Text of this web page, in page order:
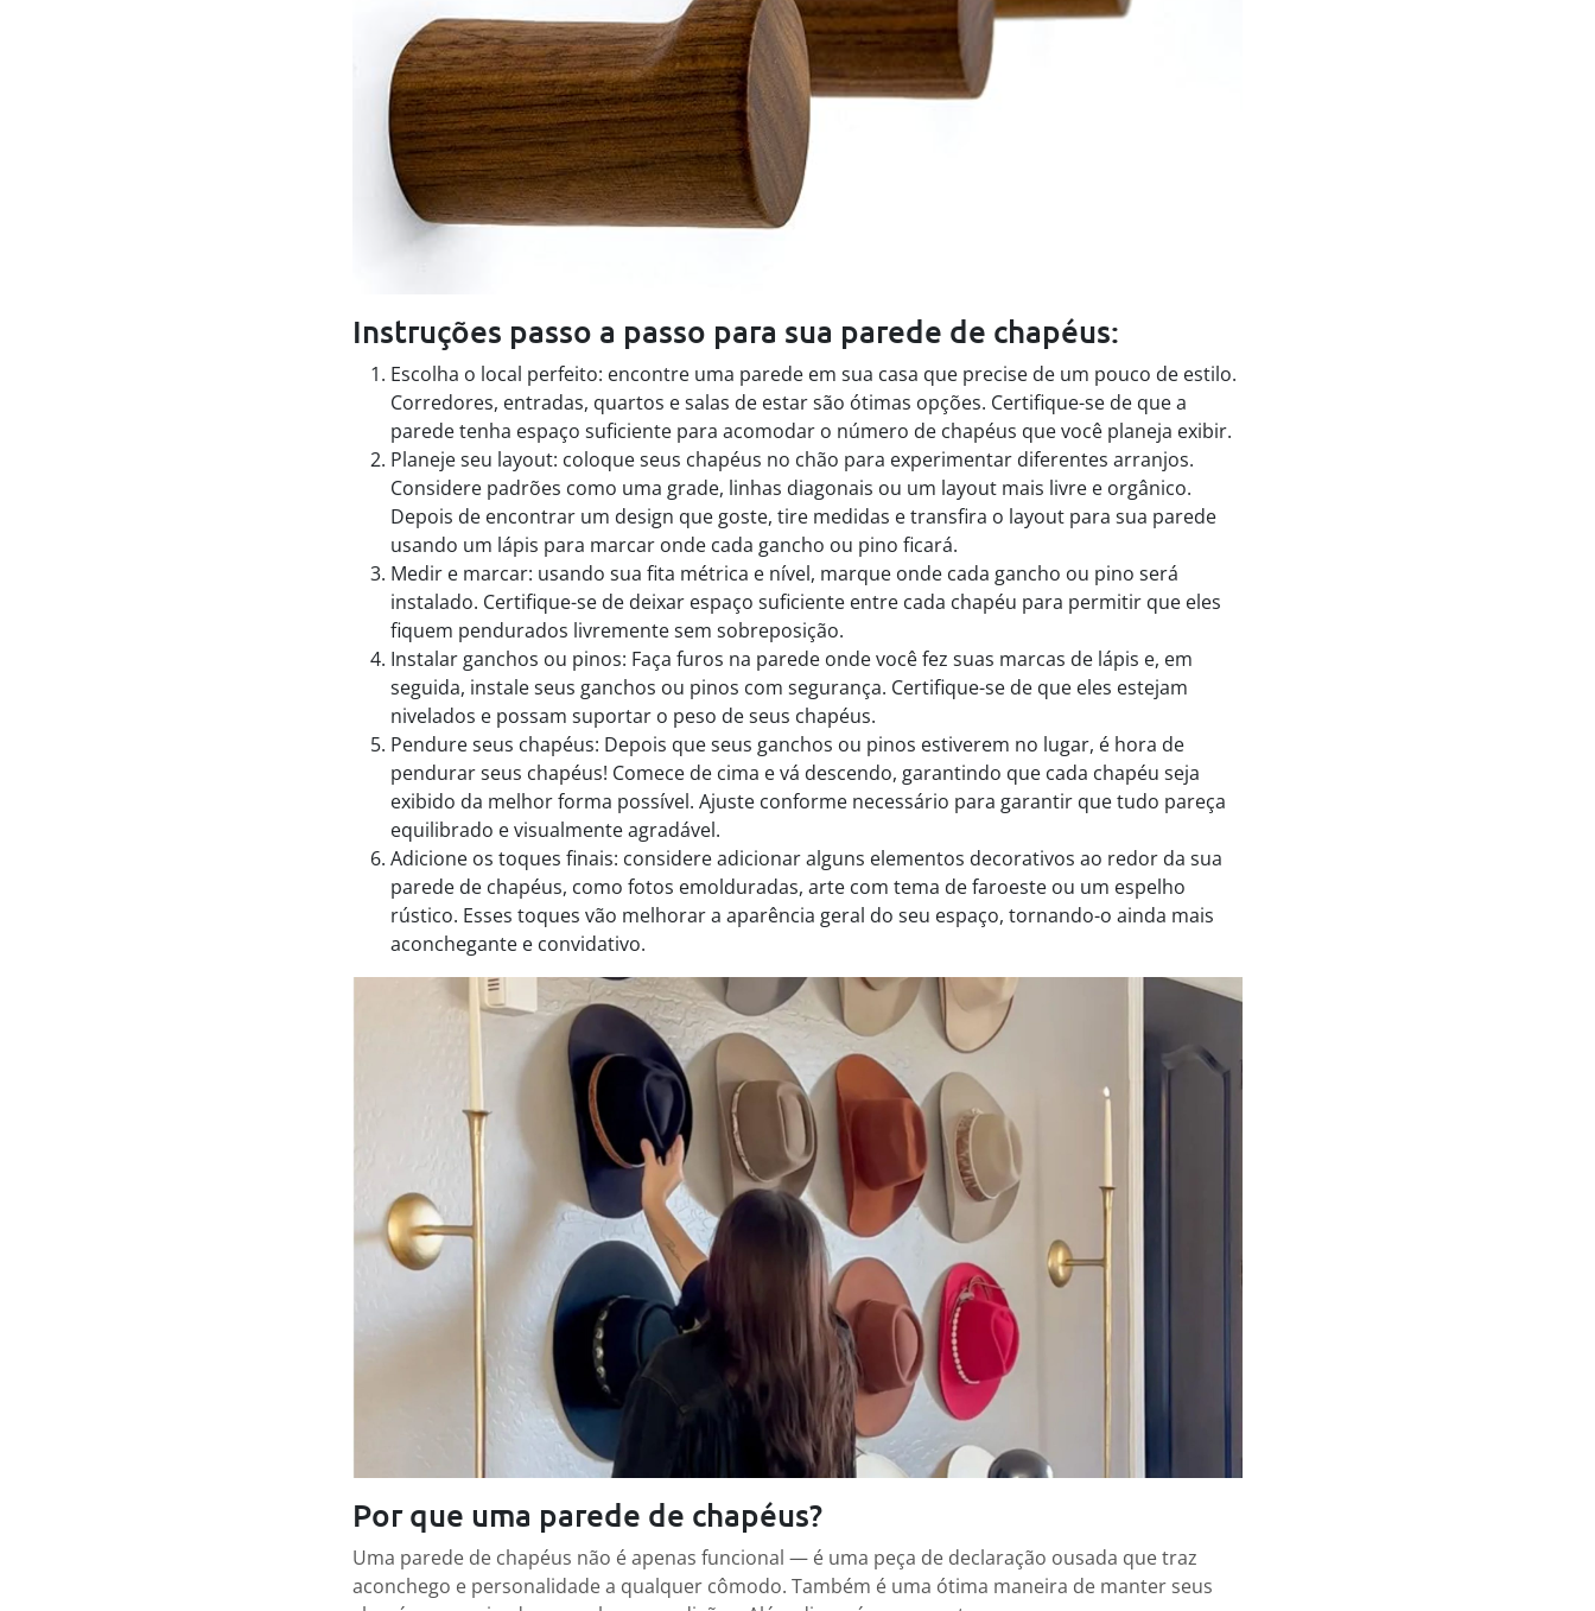
Instruções passo a passo para sua parede de chapéus:
Escolha o local perfeito: encontre uma parede em sua casa que precise de um pouco de estilo.
Corredores, entradas, quartos e salas de estar são ótimas opções. Certifique-se de que a
parede tenha espaço suficiente para acomodar o número de chapéus que você planeja exibir.
Planeje seu layout: coloque seus chapéus no chão para experimentar diferentes arranjos.
Considere padrões como uma grade, linhas diagonais ou um layout mais livre e orgânico.
Depois de encontrar um design que goste, tire medidas e transfira o layout para sua parede
usando um lápis para marcar onde cada gancho ou pino ficará.
Medir e marcar: usando sua fita métrica e nível, marque onde cada gancho ou pino será
instalado. Certifique-se de deixar espaço suficiente entre cada chapéu para permitir que eles
fiquem pendurados livremente sem sobreposição.
Instalar ganchos ou pinos: Faça furos na parede onde você fez suas marcas de lápis e, em
seguida, instale seus ganchos ou pinos com segurança. Certifique-se de que eles estejam
nivelados e possam suportar o peso de seus chapéus.
Pendure seus chapéus: Depois que seus ganchos ou pinos estiverem no lugar, é hora de
pendurar seus chapéus! Comece de cima e vá descendo, garantindo que cada chapéu seja
exibido da melhor forma possível. Ajuste conforme necessário para garantir que tudo pareça
equilibrado e visualmente agradável.
Adicione os toques finais: considere adicionar alguns elementos decorativos ao redor da sua
parede de chapéus, como fotos emolduradas, arte com tema de faroeste ou um espelho
rústico. Esses toques vão melhorar a aparência geral do seu espaço, tornando-o ainda mais
aconchegante e convidativo.
Por que uma parede de chapéus?
Uma parede de chapéus não é apenas funcional — é uma peça de declaração ousada que traz
aconchego e personalidade a qualquer cômodo. Também é uma ótima maneira de manter seus